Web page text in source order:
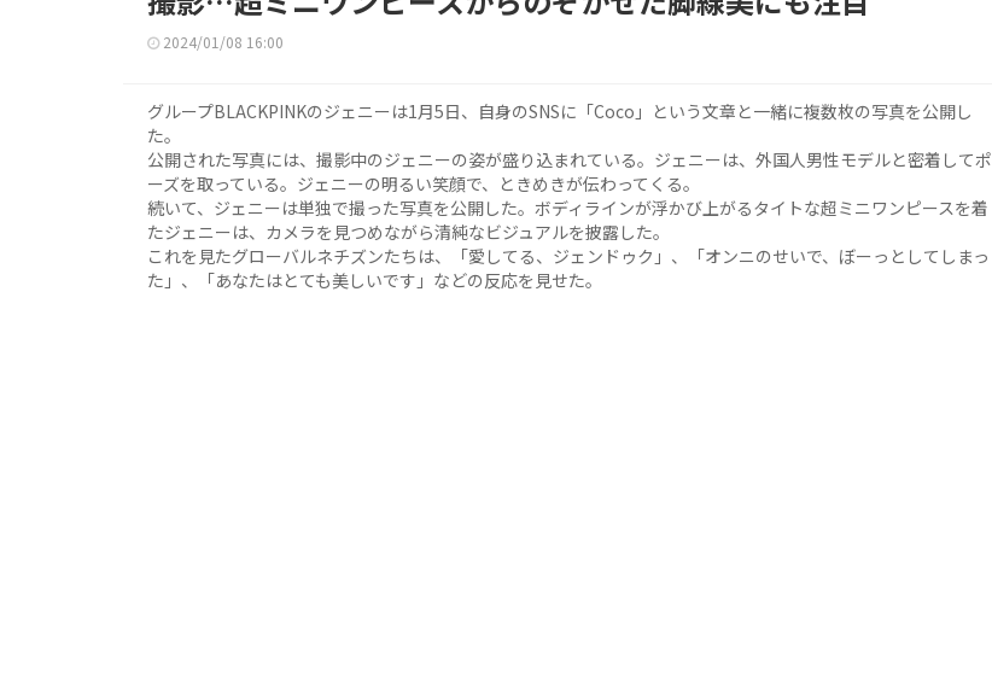
2024/01/08 16:00
グループBLACKPINKのジェニーは1月5日、自身のSNSに「Coco」という文章と一緒に複数枚の写真を公開し
た。
公開された写真には、撮影中のジェニーの姿が盛り込まれている。ジェニーは、外国人男性モデルと密着してポ
ーズを取っている。ジェニーの明るい笑顔で、ときめきが伝わってくる。
続いて、ジェニーは単独で撮った写真を公開した。ボディラインが浮かび上がるタイトな超ミニワンピースを着
たジェニーは、カメラを見つめながら清純なビジュアルを披露した。
これを見たグローバルネチズンたちは、「愛してる、ジェンドゥク」、「オンニのせいで、ぼーっとしてしまっ
た」、「あなたはとても美しいです」などの反応を見せた。